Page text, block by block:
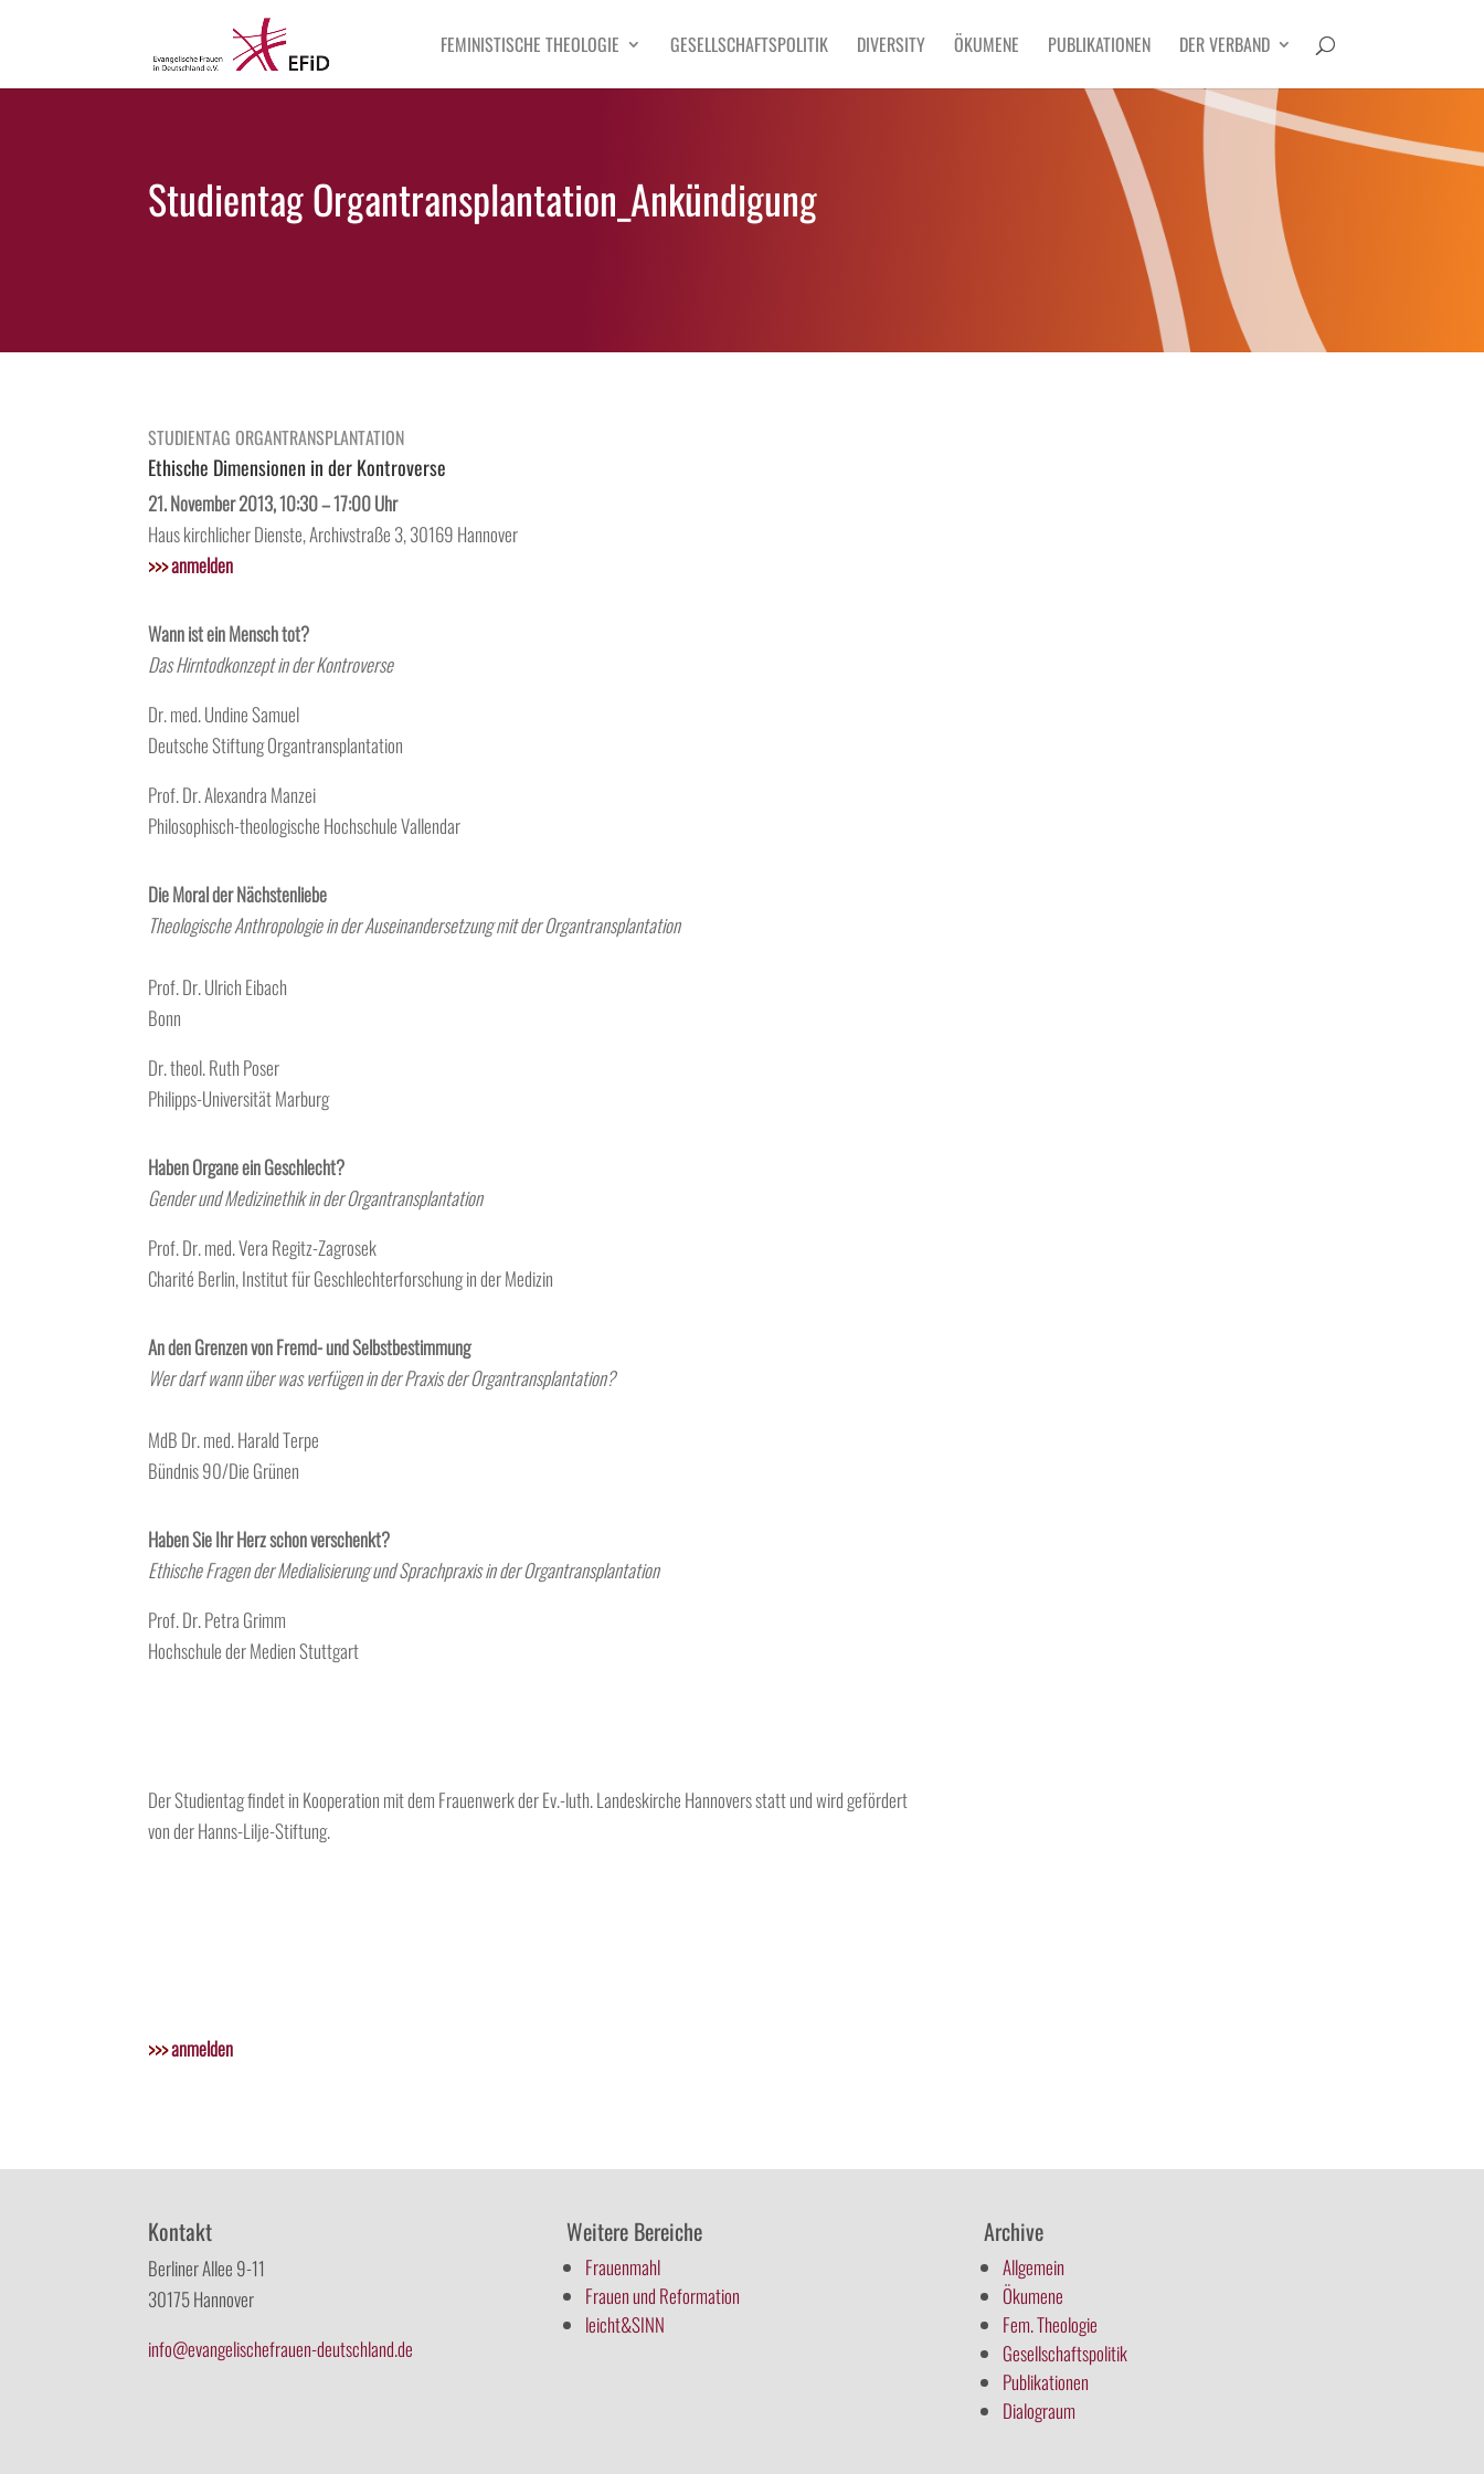
FEMINISTISCHE THEOLOGIE GESELLSCHAFTSPOLITIK DIVERSITY ÖKUMENE PUBLIKATIONEN DER VERBAND
Studientag Organtransplantation_Ankündigung
STUDIENTAG ORGANTRANSPLANTATION
Ethische Dimensionen in der Kontroverse
21. November 2013, 10:30 – 17:00 Uhr
Haus kirchlicher Dienste, Archivstraße 3, 30169 Hannover
>>>anmelden
Wann ist ein Mensch tot?
Das Hirntodkonzept in der Kontroverse
Dr. med. Undine Samuel
Deutsche Stiftung Organtransplantation
Prof. Dr. Alexandra Manzei
Philosophisch-theologische Hochschule Vallendar
Die Moral der Nächstenliebe
Theologische Anthropologie in der Auseinandersetzung mit der Organtransplantation
Prof. Dr. Ulrich Eibach
Bonn
Dr. theol. Ruth Poser
Philipps-Universität Marburg
Haben Organe ein Geschlecht?
Gender und Medizinethik in der Organtransplantation
Prof. Dr. med. Vera Regitz-Zagrosek
Charité Berlin, Institut für Geschlechterforschung in der Medizin
An den Grenzen von Fremd- und Selbstbestimmung
Wer darf wann über was verfügen in der Praxis der Organtransplantation?
MdB Dr. med. Harald Terpe
Bündnis 90/Die Grünen
Haben Sie Ihr Herz schon verschenkt?
Ethische Fragen der Medialisierung und Sprachpraxis in der Organtransplantation
Prof. Dr. Petra Grimm
Hochschule der Medien Stuttgart
Der Studientag findet in Kooperation mit dem Frauenwerk der Ev.-luth. Landeskirche Hannovers statt und wird gefördert
von der Hanns-Lilje-Stiftung.
>>>anmelden
Kontakt
Berliner Allee 9-11
30175 Hannover
info@evangelischefrauen-deutschland.de
Weitere Bereiche
Frauenmahl
Frauen und Reformation
leicht&SINN
Archive
Allgemein
Ökumene
Fem. Theologie
Gesellschaftspolitik
Publikationen
Dialograum